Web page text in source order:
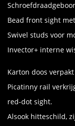
Bead front sight
Swivel studs voor
Invector+ interne
Karton doos verpakt
Picatinny rail
red-dot sight.
Alsook hitteschild,